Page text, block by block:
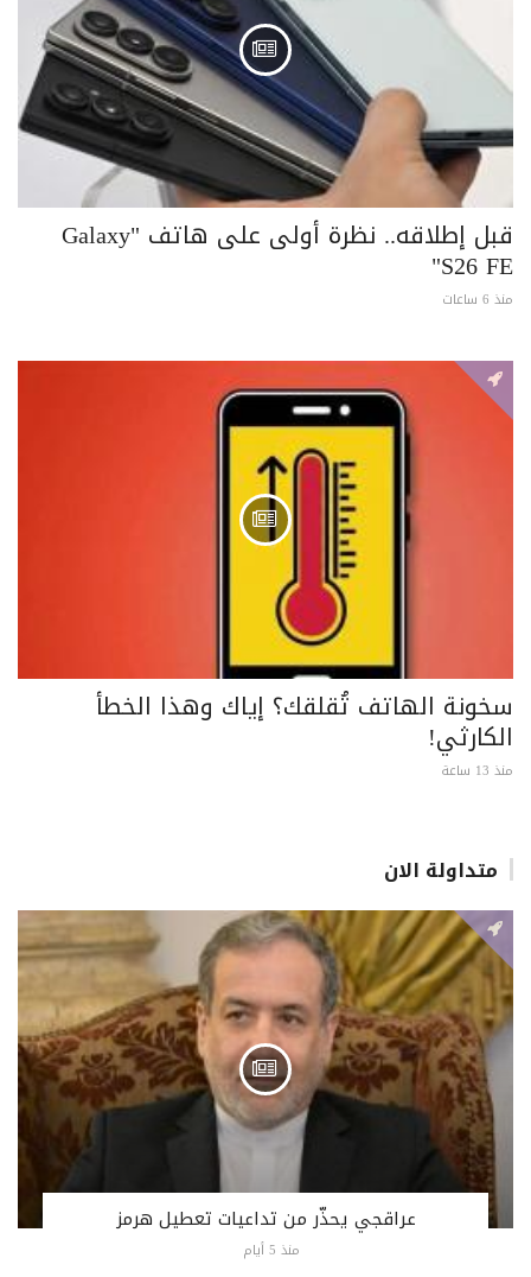
قبل إطلاقه.. نظرة أولى على هاتف "Galaxy
S26 FE"
منذ 6 ساعات
سخونة الهاتف تُقلقك؟ إياك وهذا الخطأ
الكارثي!
منذ 13 ساعة
متداولة الان
عراقجي يحذّر من تداعيات تعطيل هرمز
منذ 5 أيام